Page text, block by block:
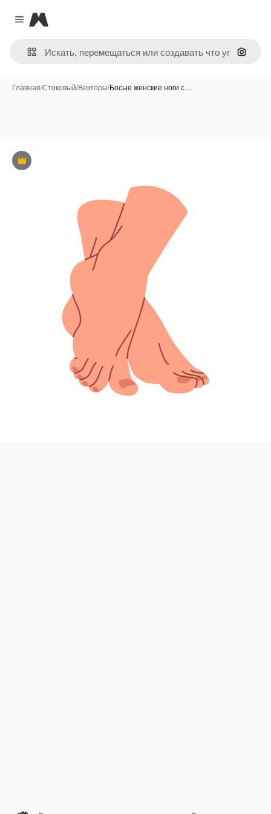
Close menu
Magnific
Поиск
Главная/Стоковый/Векторы/Босые женские ноги с…
Премиум